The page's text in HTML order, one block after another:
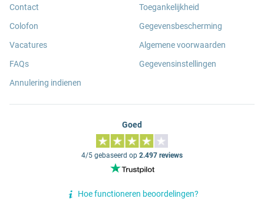
Contact
Colofon
Vacatures
FAQs
Annulering indienen
Toegankelijkheid
Gegevensbescherming
Algemene voorwaarden
Gegevensinstellingen
Goed
4/5 gebaseerd op 2.497 reviews
Hoe functioneren beoordelingen?